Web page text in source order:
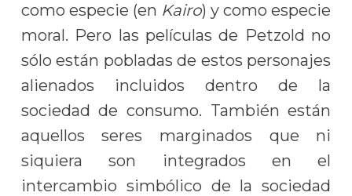
como especie (en Kairo) y como especie
moral. Pero las películas de Petzold no
sólo están pobladas de estos personajes
alienados incluidos dentro de la
sociedad de consumo. También están
aquellos seres marginados que ni
siquiera son integrados en el
intercambio simbólico de la sociedad